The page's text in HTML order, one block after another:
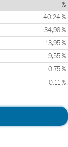
%
40,24 %
34,98 %
13,95 %
9,55 %
0,75 %
0,11 %